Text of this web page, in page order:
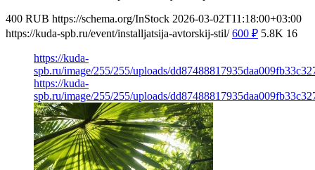
400 RUB https://schema.org/InStock 2026-03-02T11:18:00+03:00
https://kuda-spb.ru/event/installjatsija-avtorskij-stil/ 600 ₽ 5.8K 16
https://kuda-
spb.ru/image/255/255/uploads/
https://kuda-
spb.ru/image/255/255/uploads/